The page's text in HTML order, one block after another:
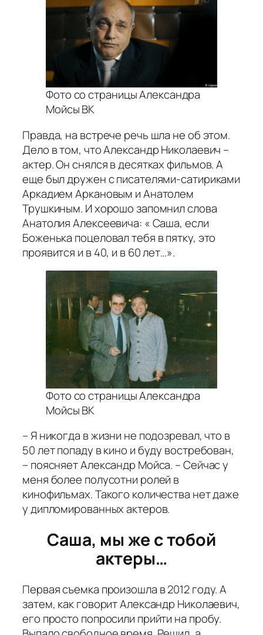
Фото со страницы Александра
Мойсы ВК
Правда, на встрече речь шла не об этом.
Дело в том, что Александр Николаевич –
актер. Он снялся в десятках фильмов. А
еще был дружен с писателями-сатириками
Аркадием Аркановым и Анатолем
Трушкиным. И хорошо запомнил слова
Анатолия Алексеевича: « Саша, если
Боженька поцеловал тебя в пятку, это
проявится и в 40, и в 60 лет…».
Фото со страницы Александра
Мойсы ВК
– Я никогда в жизни не подозревал, что в
50 лет попаду в кино и буду востребован,
– поясняет Александр Мойса. – Сейчас у
меня более полусотни ролей в
кинофильмах. Такого количества нет даже
у дипломированных актеров.
Саша, мы же с тобой
актеры…
Первая съемка произошла в 2012 году. А
затем, как говорит Александр Николаевич,
его просто попросили прийти на пробу.